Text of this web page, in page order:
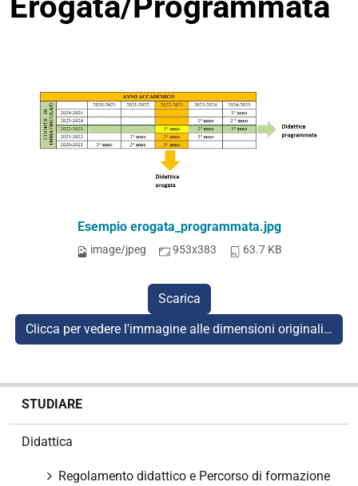
Esempio erogata_programmata.jpg
image/jpeg 953x383 63.7 KB
Scarica
Clicca per vedere l'immagine alle dimensioni originali…
STUDIARE
Didattica
Regolamento didattico e Percorso di formazione